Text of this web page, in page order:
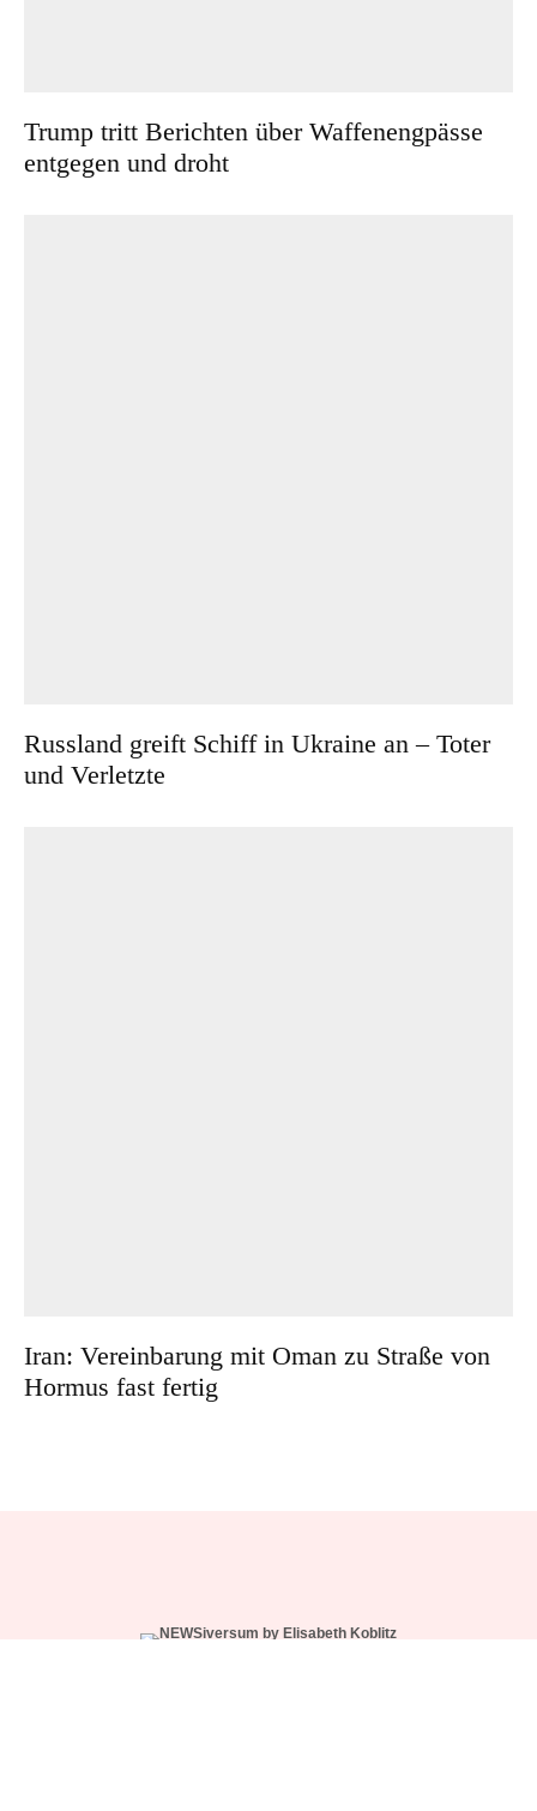
Trump tritt Berichten über Waffenengpässe
entgegen und droht
Russland greift Schiff in Ukraine an – Toter
und Verletzte
Iran: Vereinbarung mit Oman zu Straße von
Hormus fast fertig